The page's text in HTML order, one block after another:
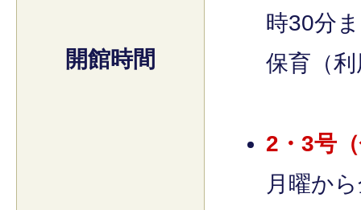
開館時間
時30分
保育（
2・3号
月曜か